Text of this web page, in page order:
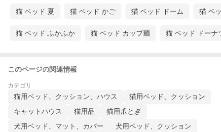
猫 ベッド 夏 猫 ベッド かご 猫 ベッド ドーム 猫 ベ
猫 ベッド ふかふか 猫 ベッド カップ麺 猫 ベッド ドーナ
このページの関連情報
カテゴリ
猫用ベッド、クッション、ハウス
猫用ベッド、クッション
キャットハウス
猫用品
猫用爪とぎ
犬用ベッド、マット、カバー
犬用ベッド、クッション